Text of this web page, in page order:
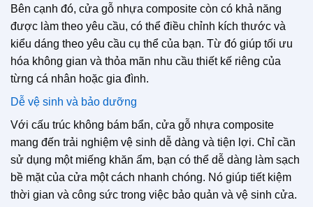
Bên cạnh đó, cửa gỗ nhựa composite còn có khả năng
được làm theo yêu cầu, có thể điều chỉnh kích thước và
kiểu dáng theo yêu cầu cụ thể của bạn. Từ đó giúp tối ưu
hóa không gian và thỏa mãn nhu cầu thiết kế riêng của
từng cá nhân hoặc gia đình.
Dễ vệ sinh và bảo dưỡng
Với cấu trúc không bám bẩn, cửa gỗ nhựa composite
mang đến trải nghiệm vệ sinh dễ dàng và tiện lợi. Chỉ cần
sử dụng một miếng khăn ẩm, bạn có thể dễ dàng làm sạch
bề mặt của cửa một cách nhanh chóng. Nó giúp tiết kiệm
thời gian và công sức trong việc bảo quản và vệ sinh cửa.